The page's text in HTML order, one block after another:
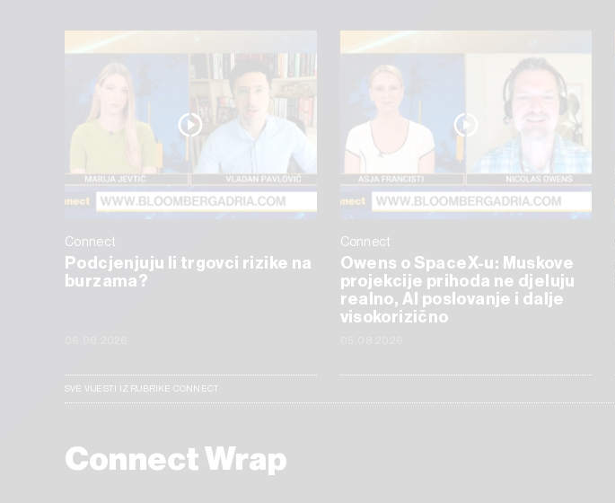
Connect
Podcjenjuju li trgovci rizike na
burzama?
Connect
Owens o SpaceX-u: Muskove
projekcije prihoda ne djeluju
realno, AI poslovanje i dalje
visokorizično
SVE VIJESTI IZ RUBRIKE CONNECT
Connect Wrap